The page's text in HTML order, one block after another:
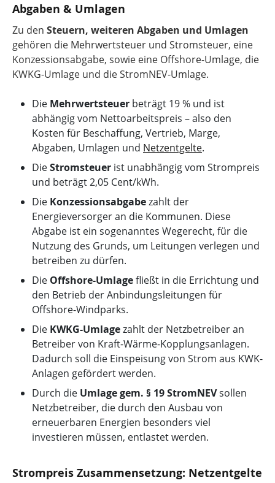
Abgaben & Umlagen
Zu den Steuern, weiteren Abgaben und Umlagen
gehören die Mehrwertsteuer und Stromsteuer, eine
Konzessionsabgabe, sowie eine Offshore-Umlage, die
KWKG-Umlage und die StromNEV-Umlage.
Die Mehrwertsteuer beträgt 19 % und ist
abhängig vom Nettoarbeitspreis – also den
Kosten für Beschaffung, Vertrieb, Marge,
Abgaben, Umlagen und Netzentgelte.
DieStromsteuer ist unabhängig vom Strompreis
und beträgt 2,05 Cent/kWh.
Die Konzessionsabgabezahlt der
Energieversorger an die Kommunen. Diese
Abgabe ist ein sogenanntes Wegerecht, für die
Nutzung des Grunds, um Leitungen verlegen und
betreiben zu dürfen.
Die Offshore-Umlagefließt in die Errichtung und
den Betrieb der Anbindungsleitungen für
Offshore-Windparks.
Die KWKG-Umlagezahlt der Netzbetreiber an
Betreiber von Kraft-Wärme-Kopplungsanlagen.
Dadurch soll die Einspeisung von Strom aus KWK-
Anlagen gefördert werden.
Durch die Umlage gem. § 19 StromNEVsollen
Netzbetreiber, die durch den Ausbau von
erneuerbaren Energien besonders viel
investieren müssen, entlastet werden.
Strompreis Zusammensetzung: Netzentgelte